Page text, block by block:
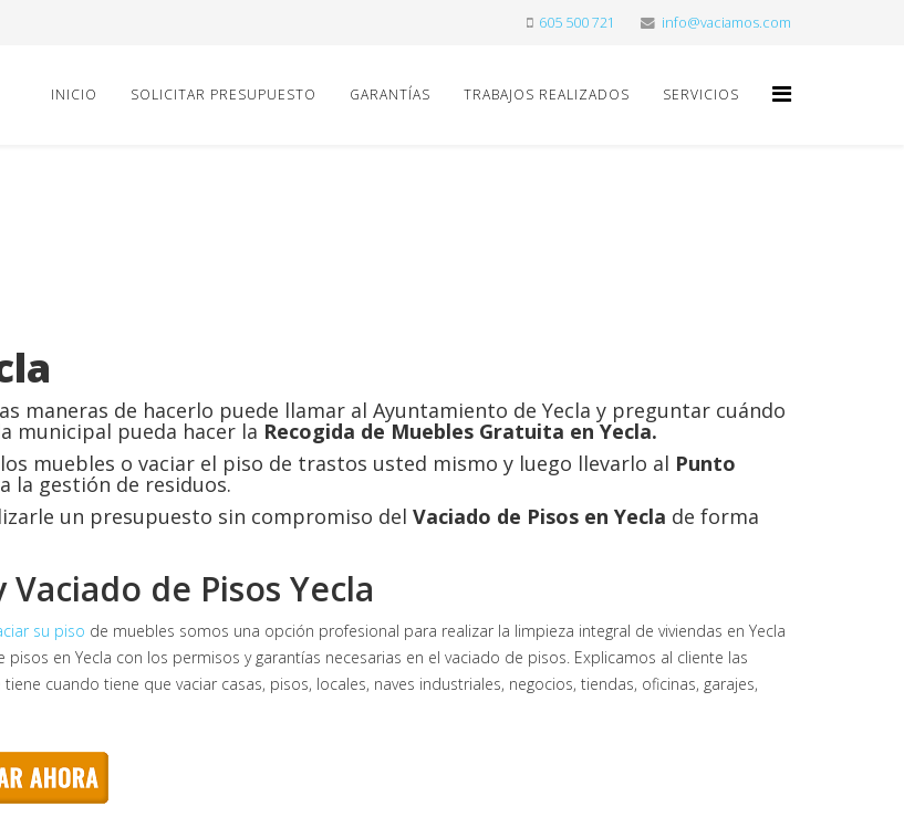
605 500 721 info@vaciamos.com
INICIO SOLICITAR PRESUPUESTO GARANTÍAS TRABAJOS REALIZADOS SERVICIOS
maneras de hacerlo puede llamar al Ayuntamiento de Yecla y preguntar cuándo
municipal pueda hacer la Recogida de Muebles Gratuita en Yecla.
muebles o vaciar el piso de trastos usted mismo y luego llevarlo al Punto
la gestión de residuos.
un presupuesto sin compromiso del Vaciado de Pisos en Yecla de forma
Vaciado de Pisos Yecla
su piso de muebles somos una opción profesional para realizar la limpieza integral de viviendas en Yecla
pisos en Yecla con los permisos y garantías necesarias en el vaciado de pisos. Explicamos al cliente las
cuando tiene que vaciar casas, pisos, locales, naves industriales, negocios, tiendas, oficinas, garajes,